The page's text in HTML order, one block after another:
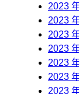
2023
2023
2023
2023
2023
2023
2023